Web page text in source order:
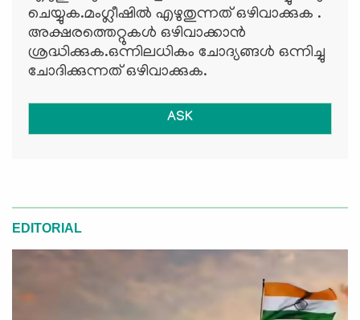
ചെയ്യുക.മംഗ്ലീഷില്‍ എഴുതുന്നത് ഒഴിവാക്കുക .
അക്ഷരത്തെറ്റുകള്‍ ഒഴിവാക്കാന്‍
ശ്രദ്ധിക്കുക.ഒന്നിലധികം ചോദ്യങ്ങള്‍ ഒന്നിച്ചു
ചോദിക്കുന്നത് ഒഴിവാക്കുക.
ASK
EDITORIAL